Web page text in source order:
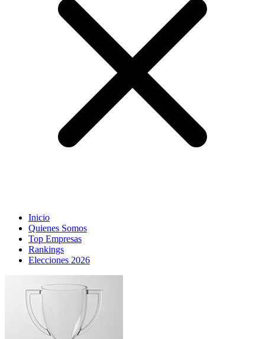
Inicio
Quienes Somos
Top Empresas
Rankings
Elecciones 2026